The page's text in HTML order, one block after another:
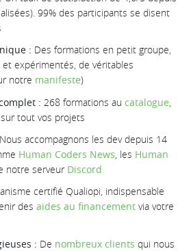
99% des participants se disent
: Des formations en petit groupe,
expérimentés, de véritables
notre manifeste)
: 268 formations au catalogue
tout vos projets
Nous accompagnons les dev depuis 14
Human Coders News, les Human
notre serveur Discord
certifié Qualiopi, indispensable
des aides au financement via votre
: De nombreux clients qui nous